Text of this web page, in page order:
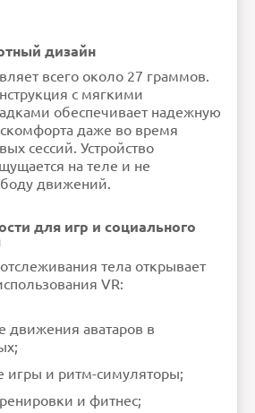
дизайн
всего около 27 граммов.
с мягкими
обеспечивает надежную
даже во время
сессий. Устройство
на теле и не
движений.
для игр и социального
тела открывает
VR:
движения аватаров в
игры и ритм-симуляторы;
и фитнес;